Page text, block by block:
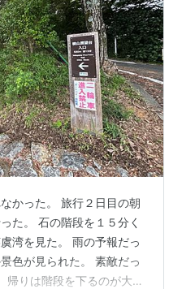
かった。 旅行２日目の朝
た。 石の階段を１５分く
湾を見た。 雨の予報だっ
色が見られた。 素敵だっ
帰りは階段を下るのが大変